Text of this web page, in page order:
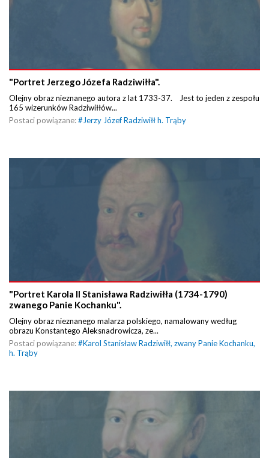
"Portret Jerzego Józefa Radziwiłła".
Olejny obraz nieznanego autora z lat 1733-37. Jest to jeden z zespołu
165 wizerunków Radziwiłłów...
Postaci powiązane:# Jerzy Józef Radziwiłł h. Trąby
"Portret Karola II Stanisława Radziwiłła (1734-1790)
zwanego Panie Kochanku".
Olejny obraz nieznanego malarza polskiego, namalowany według
obrazu Konstantego Aleksnadrowicza, ze...
Postaci powiązane:#Karol Stanisław Radziwiłł, zwany Panie Kochanku,
h. Trąby